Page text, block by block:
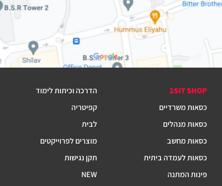
2SIT SHOP
כסאות משרדיים
כסאות מנהלים
כסאות מחשב
כסאות לעמדה ביתית
פינות המתנה
הדרכה וכיתות לימוד
קפיטריה
לבית
מוצרים לפרוייקטים
תקן נגישות
NEW